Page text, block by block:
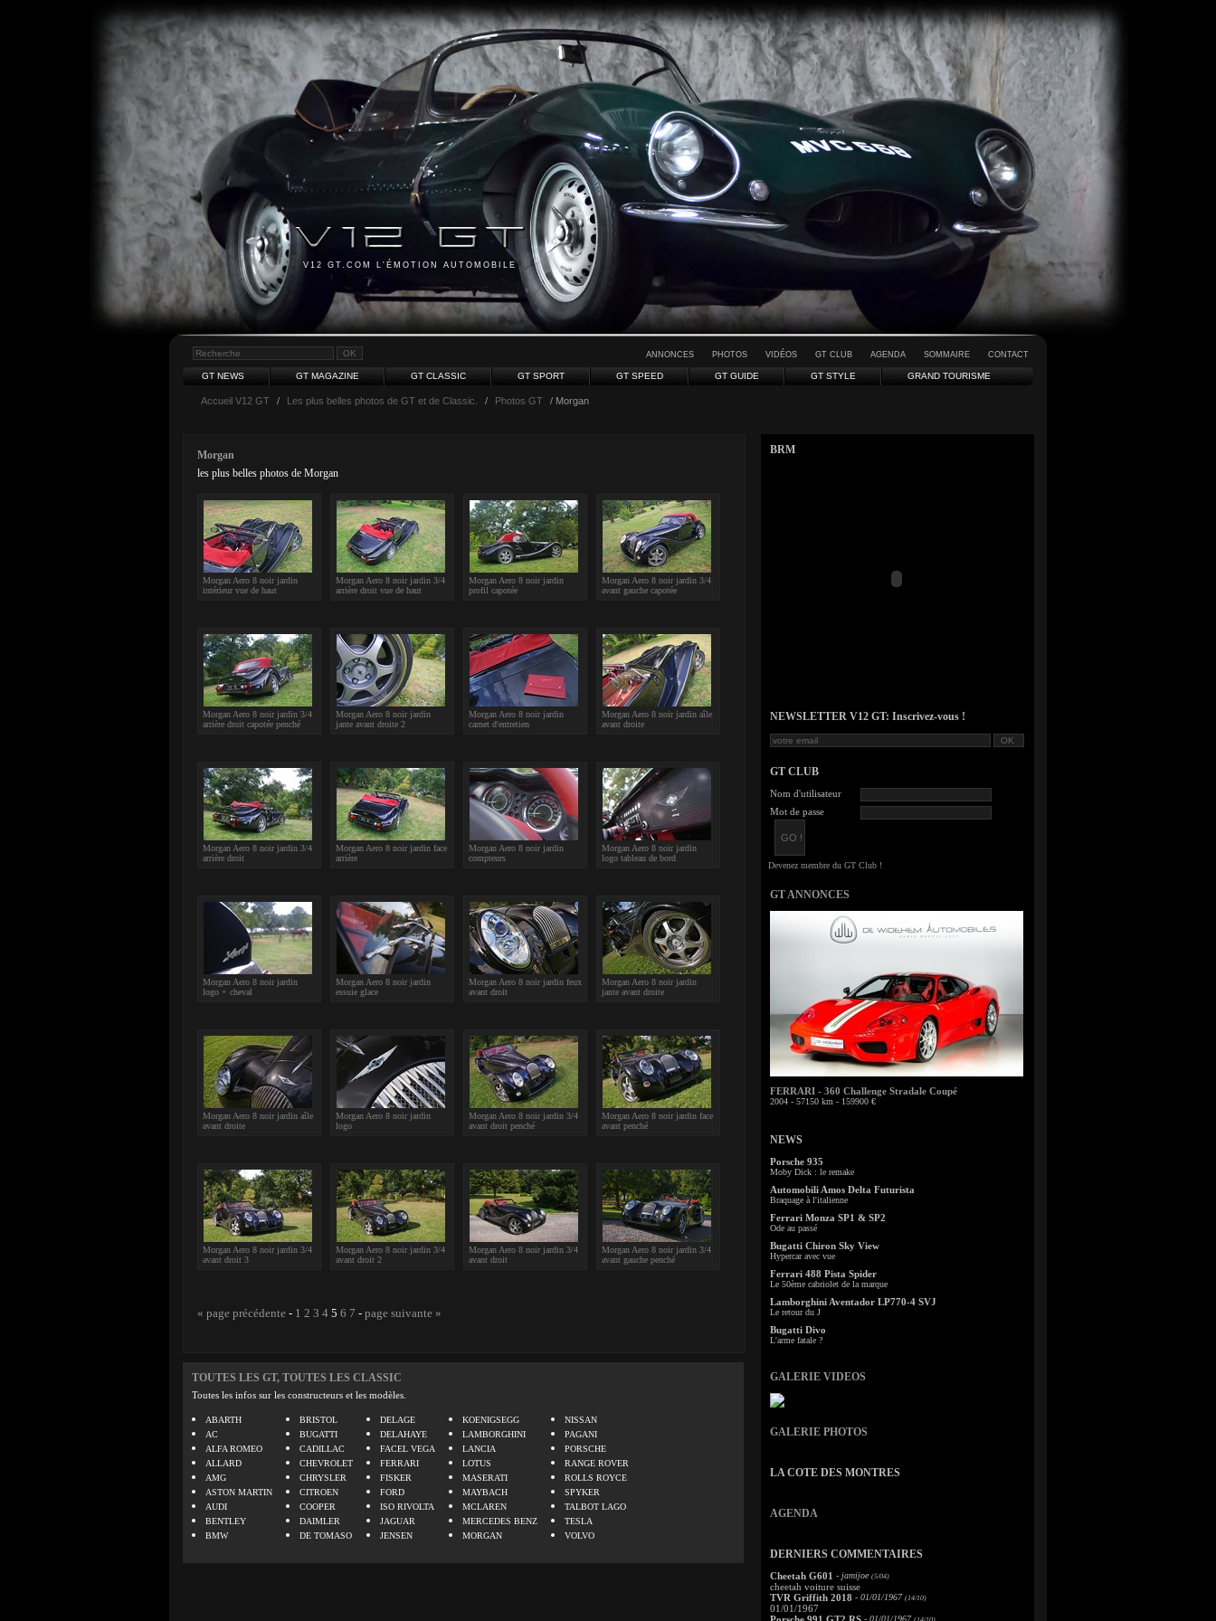
V12 GT.COM L'ÉMOTION AUTOMOBILE
ANNONCES PHOTOS VIDÉOS GT CLUB AGENDA SOMMAIRE CONTACT
GT NEWS GT MAGAZINE GT CLASSIC GT SPORT GT SPEED GT GUIDE GT STYLE GRAND TOURISME
Accueil V12 GT / Les plus belles photos de GT et de Classic. / Photos GT / Morgan
Morgan
les plus belles photos de Morgan
Morgan Aero 8 noir jardin
intérieur vue de haut
Morgan Aero 8 noir jardin 3/4
arrière droit vue de haut
Morgan Aero 8 noir jardin
profil capotée
Morgan Aero 8 noir jardin 3/4
avant gauche capotée
Morgan Aero 8 noir jardin 3/4
arrière droit capotée penché
Morgan Aero 8 noir jardin
jante avant droite 2
Morgan Aero 8 noir jardin
carnet d'entretien
Morgan Aero 8 noir jardin aîle
avant droite
Morgan Aero 8 noir jardin 3/4
arrière droit
Morgan Aero 8 noir jardin face
arrière
Morgan Aero 8 noir jardin
compteurs
Morgan Aero 8 noir jardin
logo tableau de bord
Morgan Aero 8 noir jardin
logo + cheval
Morgan Aero 8 noir jardin
essuie glace
Morgan Aero 8 noir jardin feux
avant droit
Morgan Aero 8 noir jardin
jante avant droite
Morgan Aero 8 noir jardin aîle
avant droite
Morgan Aero 8 noir jardin
logo
Morgan Aero 8 noir jardin 3/4
avant droit penché
Morgan Aero 8 noir jardin face
avant penché
Morgan Aero 8 noir jardin 3/4
avant droit 3
Morgan Aero 8 noir jardin 3/4
avant droit 2
Morgan Aero 8 noir jardin 3/4
avant droit
Morgan Aero 8 noir jardin 3/4
avant gauche penché
« page précédente - 1 2 3 4 5 6 7 - page suivante »
TOUTES LES GT, TOUTES LES CLASSIC
Toutes les infos sur les constructeurs et les modèles.
ABARTH
AC
ALFA ROMEO
ALLARD
AMG
ASTON MARTIN
AUDI
BENTLEY
BMW
BRISTOL
BUGATTI
CADILLAC
CHEVROLET
CHRYSLER
CITROEN
COOPER
DAIMLER
DE TOMASO
DELAGE
DELAHAYE
FACEL VEGA
FERRARI
FISKER
FORD
ISO RIVOLTA
JAGUAR
JENSEN
KOENIGSEGG
LAMBORGHINI
LANCIA
LOTUS
MASERATI
MAYBACH
MCLAREN
MERCEDES BENZ
MORGAN
NISSAN
PAGANI
PORSCHE
RANGE ROVER
ROLLS ROYCE
SPYKER
TALBOT LAGO
TESLA
VOLVO
BRM
NEWSLETTER V12 GT: Inscrivez-vous !
GT CLUB
Nom d'utilisateur
Mot de passe
GT ANNONCES
FERRARI - 360 Challenge Stradale Coupé
2004 - 57150 km - 159900 €
NEWS
Porsche 935
Moby Dick : le remake
Automobili Amos Delta Futurista
Braquage à l'italienne
Ferrari Monza SP1 & SP2
Ode au passé
Bugatti Chiron Sky View
Hypercar avec vue
Ferrari 488 Pista Spider
Le 50ème cabriolet de la marque
Lamborghini Aventador LP770-4 SVJ
Le retour du J
Bugatti Divo
L'arme fatale ?
GALERIE VIDEOS
GALERIE PHOTOS
LA COTE DES MONTRES
AGENDA
DERNIERS COMMENTAIRES
Cheetah G601 - jamijoe (5/04)
cheetah voiture suisse
TVR Griffith 2018 - 01/01/1967 (14/10)
01/01/1967
- 01/01/1967